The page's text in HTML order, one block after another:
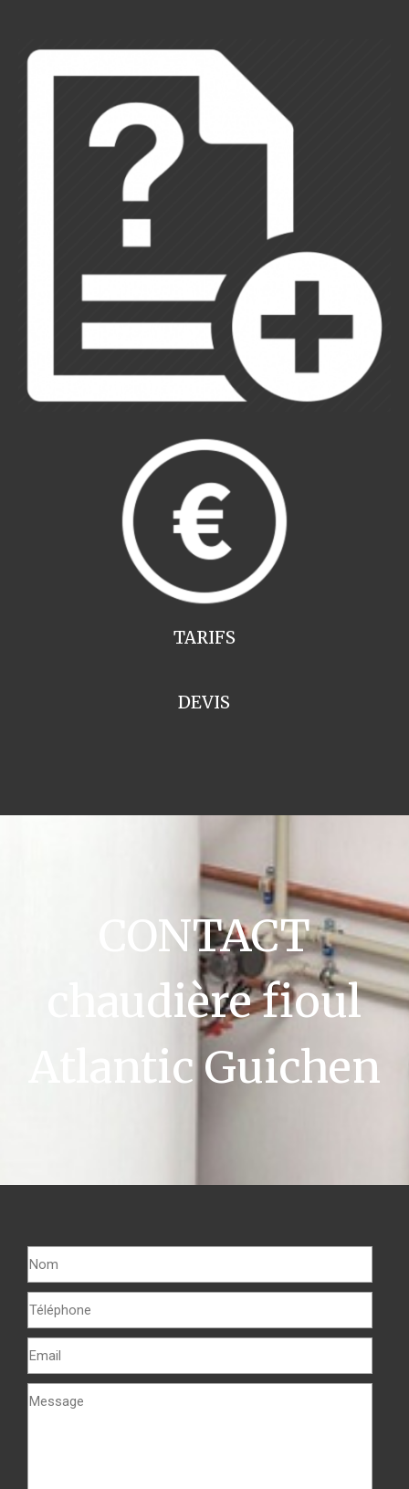
TARIFS
DEVIS
CONTACT
chaudière fioul
Atlantic Guichen